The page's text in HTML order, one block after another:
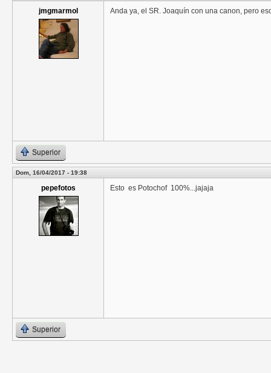
jmgmarmol Anda ya, el SR. Joaquín con una canon, pero
Superior
Dom, 16/04/2017 - 19:38
pepefotos Esto es Potochof 100%...jajaja
Superior